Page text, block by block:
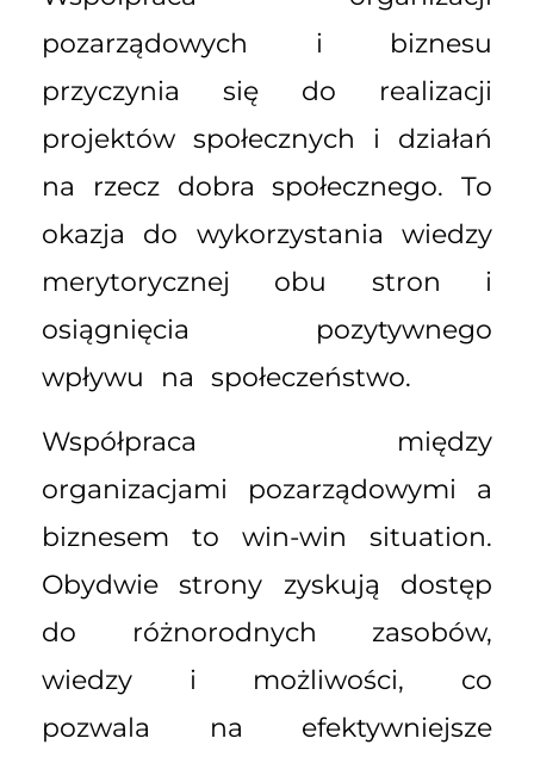
pozarządowych i biznesu
przyczynia się do realizacji
projektów społecznych i działań
na rzecz dobra społecznego. To
okazja do wykorzystania wiedzy
merytorycznej obu stron i
osiągnięcia pozytywnego
wpływu na społeczeństwo.
Współpraca między
organizacjami pozarządowymi a
biznesem to win-win situation.
Obydwie strony zyskują dostęp
do różnorodnych zasobów,
wiedzy i możliwości, co
pozwala na efektywniejsze